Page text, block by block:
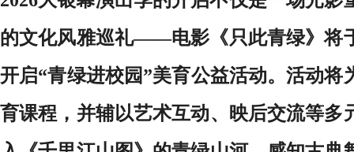
的文化风雅巡礼——电影《只此青绿》将
开启“青绿进校园”美育公益活动。活动将
育课程，并辅以艺术互动、映后交流等多